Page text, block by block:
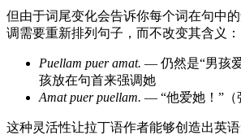
但由于词尾变化会告诉你每个词在句中
调需要重新排列句子，而不改变其含义：
Puellam puer amat. — 仍然是“男孩
孩放在句首来强调她
Amat puer puellam. — “他爱她！”（
这种灵活性让拉丁语作者能够创造出英